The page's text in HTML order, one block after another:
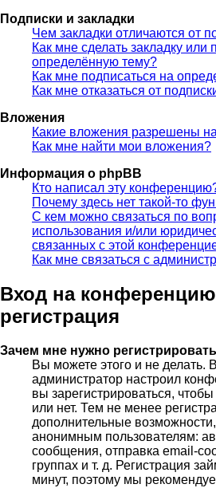
Подписки и закладки
Чем закладки отличаются от
Как мне сделать закладку или
определённую тему?
Как мне подписаться на
Как мне отказаться от
Вложения
Какие вложения разрешены
Как мне найти мои вложения?
Информация о phpBB
Кто написал эту
Почему здесь нет такой-то
С кем можно связаться по
использования и/или
связанных с этой
Как мне связаться с
Вход на
регистрация
Зачем мне нужно
Вы можете этого и не делать.
администратор настроил
вы зарегистрироваться,
или нет. Тем не менее
дополнительные
анонимным пользователям:
сообщения, отправка email-
группах и т. д. Регистрация
минут, поэтому мы